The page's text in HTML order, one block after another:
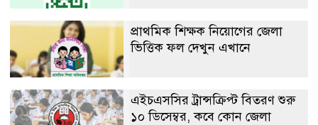
প্রাথমিক শিক্ষক নিয়োগের জেলা
ভিত্তিক ফল দেখুন এখানে
এইচএসসির ট্রান্সক্রিপ্ট বিতরণ শুরু
১০ ডিসেম্বর, কবে কোন জেলা